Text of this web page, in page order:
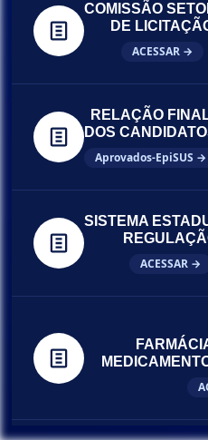
COMISSÃO
DE
ACESSAR →
RELAÇÃO
DOS
Aprovados-EpiSUS →
SISTEMA
ACESSAR →